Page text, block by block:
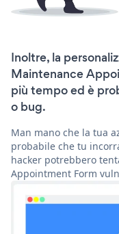
Inoltre, la
Maintenance
più tempo ed è
o bug.
Man mano che la tua
probabile che tu
hacker potrebbero
Appointment Form